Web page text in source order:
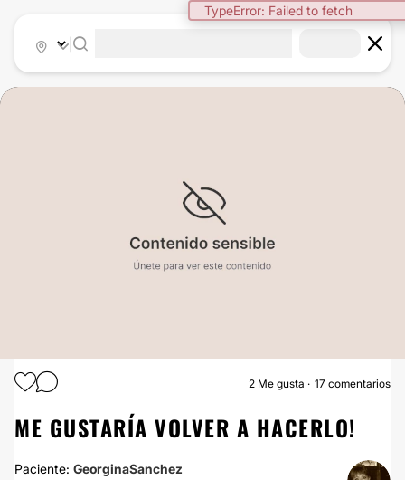
TypeError: Failed to fetch
BLEFAROPLASTIA
2 Me gusta 17 comentarios
ME GUSTARÍA VOLVER A HACERLO!
Paciente: GeorginaSanchez